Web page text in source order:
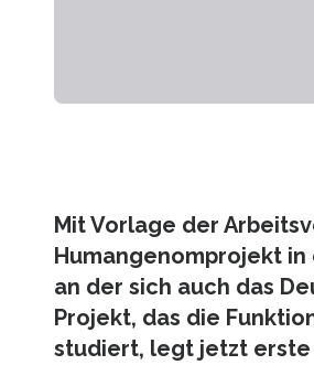
Mit Vorlage der
Humangenomprojekt in
an der sich auch das
Projekt, das die
studiert, legt jetzt erste